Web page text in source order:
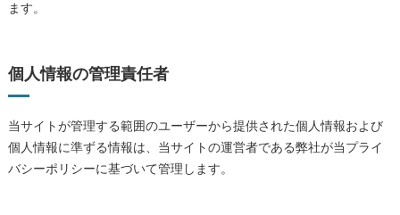
ます。
個人情報の管理責任者
当サイトが管理する範囲のユーザーから提供された個人情報および
個人情報に準ずる情報は、当サイトの運営者である弊社が当プライ
バシーポリシーに基づいて管理します。